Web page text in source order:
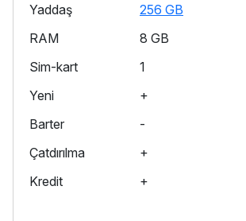
Yaddaş
256 GB
RAM
8 GB
Sim-kart
1
Yeni
+
Barter
-
Çatdırılma
+
Kredit
+